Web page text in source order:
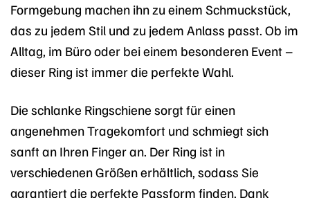
Formgebung machen ihn zu einem Schmuckstück,
das zu jedem Stil und zu jedem Anlass passt. Ob im
Alltag, im Büro oder bei einem besonderen Event –
dieser Ring ist immer die perfekte Wahl.
Die schlanke Ringschiene sorgt für einen
angenehmen Tragekomfort und schmiegt sich
sanft an Ihren Finger an. Der Ring ist in
verschiedenen Größen erhältlich, sodass Sie
garantiert die perfekte Passform finden. Dank